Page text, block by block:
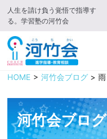
コ
ン
テ
ン
ツ
に
キ
プ
人生を請け負う覚悟で指導す
る。学習塾の河竹会
HOME
新着情報
□ お知らせ
河竹会について
HOME > 河竹会ブログ > 雨
河竹会ブログ